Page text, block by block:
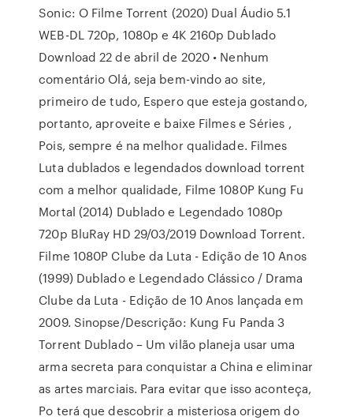
Sonic: O Filme Torrent (2020) Dual Áudio 5.1
WEB-DL 720p, 1080p e 4K 2160p Dublado
Download 22 de abril de 2020 • Nenhum
comentário Olá, seja bem-vindo ao site,
primeiro de tudo, Espero que esteja gostando,
portanto, aproveite e baixe Filmes e Séries ,
Pois, sempre é na melhor qualidade. Filmes
Luta dublados e legendados download torrent
com a melhor qualidade, Filme 1080P Kung Fu
Mortal (2014) Dublado e Legendado 1080p
720p BluRay HD 29/03/2019 Download Torrent.
Filme 1080P Clube da Luta - Edição de 10 Anos
(1999) Dublado e Legendado Clássico / Drama
Clube da Luta - Edição de 10 Anos lançada em
2009. Sinopse/Descrição: Kung Fu Panda 3
Torrent Dublado – Um vilão planeja usar uma
arma secreta para conquistar a China e eliminar
as artes marciais. Para evitar que isso aconteça,
Po terá que descobrir a misteriosa origem do